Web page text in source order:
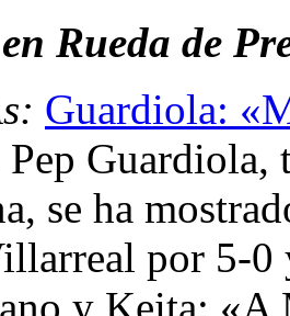
Rueda de
Guardiola:
Pep
se ha
por 5-0
y Keita: «A